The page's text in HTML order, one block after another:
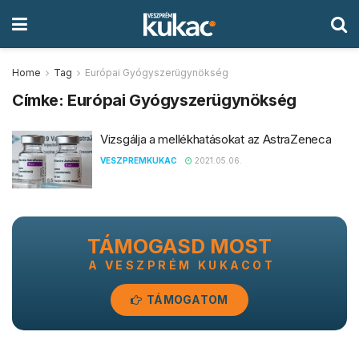
Home Tag Európai Gyógyszerügynökség
Címke: Európai Gyógyszerügynökség
Vizsgálja a mellékhatásokat az AstraZeneca
VESZPREMKUKAC 2021.05.06.
TÁMOGASD MOST
A VESZPRÉM KUKACOT
TÁMOGATOM